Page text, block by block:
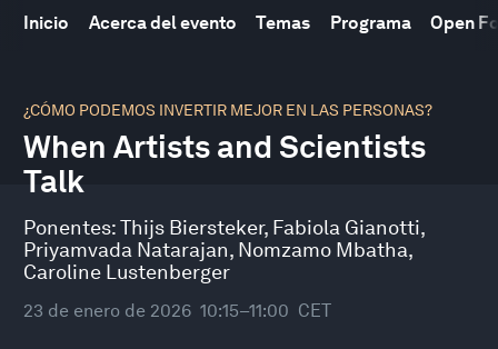
Inicio Acerca del evento Temas Programa Open
¿CÓMO PODEMOS INVERTIR MEJOR EN LAS PERSONAS?
When Artists and Scientists
Talk
Ponentes:Thijs Biersteker, Fabiola Gianotti,
Priyamvada Natarajan, Nomzamo Mbatha,
Caroline Lustenberger
23 de enero de 2026 10:15–11:00 CET
seconds
47
minutes,
10
seconds